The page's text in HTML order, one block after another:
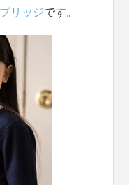
リッジです。